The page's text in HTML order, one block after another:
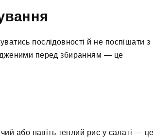
послідовності й не поспішати з
перед збиранням — це
або навіть теплий рис у салаті — це